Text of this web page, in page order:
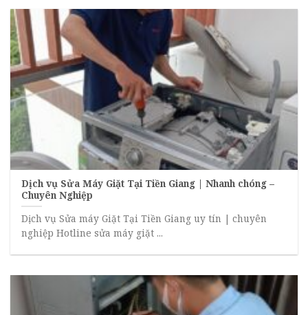
Dịch vụ Sửa Máy Giặt Tại Tiền Giang | Nhanh chóng –
Chuyên Nghiệp
Dịch vụ Sửa máy Giặt Tại Tiền Giang uy tín | chuyên
nghiệp Hotline sửa máy giặt ...